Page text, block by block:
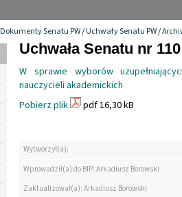
Dokumenty Senatu PW/Uchwały Senatu PW/
Uchwała Senatu nr
W sprawie wyborów
nauczycieli akademickich
Pobierz plik
pdf 16,30 kB
Wytworzył(a):
Wprowadził(a) do BIP: Arkadiusz Borowski
Zaktualizował(a): Arkadiusz Borowski